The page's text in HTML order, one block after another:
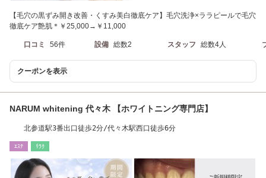
【毛穴の黒ずみ開き改善・くすみ美白徹底ケア】毛穴洗浄×ララピールで毛穴
徹底ケア艶肌＊￥25,000→￥11,000
口コミ 56件 設備 総数2 スタッフ 総数4人
クーポンを表示
NARUM whitening 代々木 【ホワイトニング専門店】
北参道駅3番出口徒歩2分/代々木駅西口徒歩6分
ｴｽﾃ ﾘﾗｸ